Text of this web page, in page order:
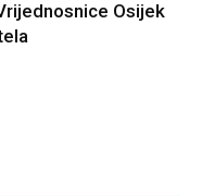
Osijek